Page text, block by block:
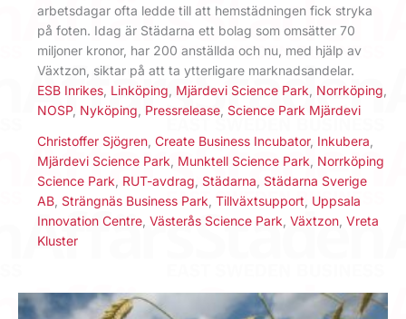
arbetsdagar ofta ledde till att hemstädningen fick stryka
på foten. Idag är Städarna ett bolag som omsätter 70
miljoner kronor, har 200 anställda och nu, med hjälp av
Växtzon, siktar på att ta ytterligare marknadsandelar.
ESB Inrikes, Linköping, Mjärdevi Science Park, Norrköping,
NOSP, Nyköping, Pressrelease, Science Park Mjärdevi
Christoffer Sjögren Create Business Incubator, Inkubera
Mjärdevi Science Park Munktell Science Park Norrköping
Science Park RUT-avdrag Städarna Städarna Sverige
AB Strängnäs Business Park Tillväxtsupport Uppsala
Innovation Centre Västerås Science Park Växtzon Vreta
Kluster